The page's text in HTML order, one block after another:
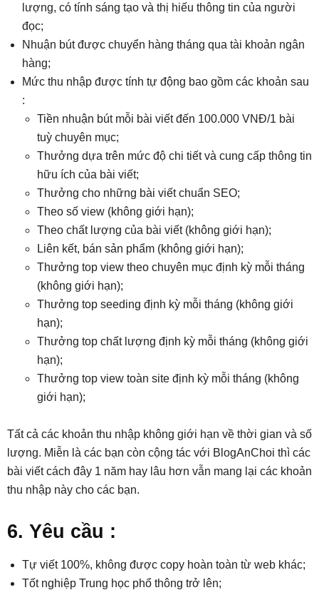
lượng, có tính sáng tạo và thị hiếu thông tin của người
đọc;
Nhuận bút được chuyển hàng tháng qua tài khoản ngân
hàng;
Mức thu nhập được tính tự động bao gồm các khoản sau
:
Tiền nhuận bút mỗi bài viết đến 100.000 VNĐ/1 bài
tuỳ chuyên mục;
Thưởng dựa trên mức độ chi tiết và cung cấp thông tin
hữu ích của bài viết;
Thưởng cho những bài viết chuẩn SEO;
Theo số view (không giới hạn);
Theo chất lượng của bài viết (không giới hạn);
Liên kết, bán sản phẩm (không giới hạn);
Thưởng top view theo chuyên mục định kỳ mỗi tháng
(không giới hạn);
Thưởng top seeding định kỳ mỗi tháng (không giới
hạn);
Thưởng top chất lượng định kỳ mỗi tháng (không giới
hạn);
Thưởng top view toàn site định kỳ mỗi tháng (không
giới hạn);
Tất cả các khoản thu nhập không giới hạn về thời gian và số
lượng. Miễn là các bạn còn cộng tác với BlogAnChoi thì các
bài viết cách đây 1 năm hay lâu hơn vẫn mang lại các khoản
thu nhập này cho các bạn.
6. Yêu cầu :
Tự viết 100%, không được copy hoàn toàn từ web khác;
Tốt nghiệp Trung học phổ thông trở lên;